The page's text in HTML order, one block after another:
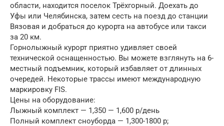
области, находится поселок Трёхгорный. Доехать до
Уфы или Челябинска, затем сесть на поезд до станции
Вязовая и добраться до курорта на автобусе или такси
за 20 км.
Горнолыжный курорт приятно удивляет своей
технической оснащенностью. Вы можете взглянуть на 6-
местный подъемник, который избавляет от длинных
очередей. Некоторые трассы имеют международную
маркировку FIS.
Цены на оборудование:
Лыжный комплект — 1,350 — 1,600 р/день
Полный комплект сноуборда — 1,300-1800 р;